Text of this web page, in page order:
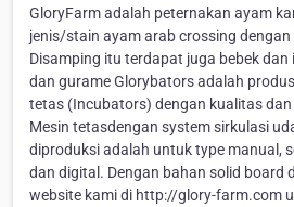
GloryFarm adalah peternakan ayam
jenis/stain ayam arab crossing dengan
Disamping itu terdapat juga bebek dan
dan gurame Glorybators adalah
tetas (Incubators) dengan kualitas
Mesin tetasdengan system sirkulasi
diproduksi adalah untuk type manual,
dan digital. Dengan bahan solid board
website kami di http://glory-farm.com